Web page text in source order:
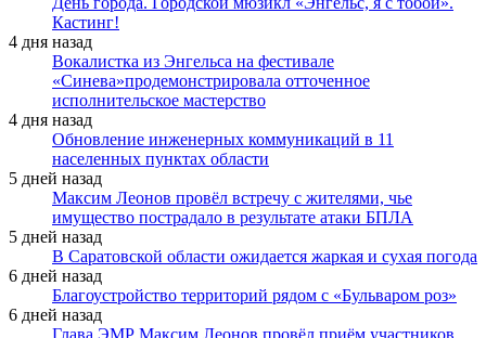
Кастинг!
4 дня назад
Вокалистка из Энгельса на фестивале
«Синева»продемонстрировала отточенное
исполнительское мастерство
4 дня назад
Обновление инженерных коммуникаций в 11
населенных пунктах области
5 дней назад
Максим Леонов провёл встречу с жителями, чье
имущество пострадало в результате атаки БПЛА
5 дней назад
В Саратовской области ожидается жаркая и сухая погода
6 дней назад
Благоустройство территорий рядом с «Бульваром роз»
6 дней назад
Глава ЭМР Максим Леонов провёл приём участников